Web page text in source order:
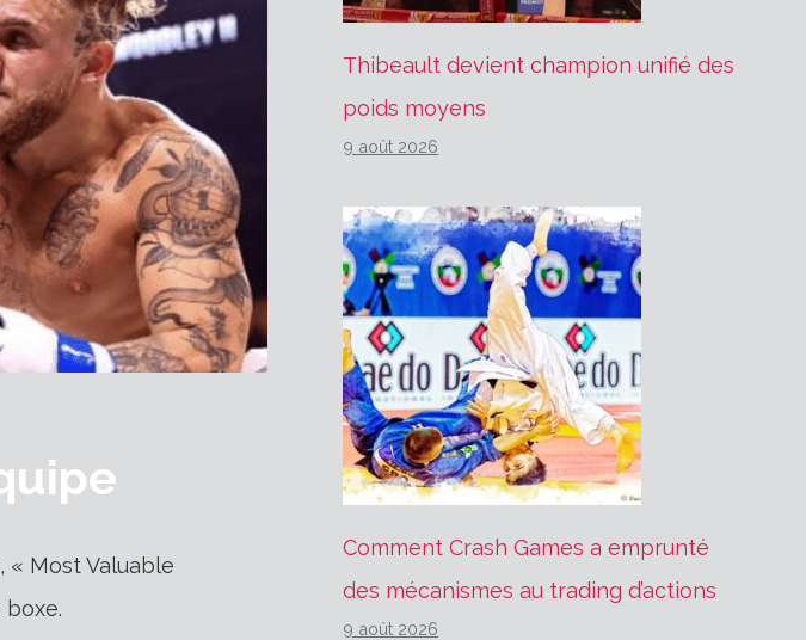
Most Valuable
Thibeault devient champion unifié des
poids moyens
9 août 2026
Comment Crash Games a emprunté
des mécanismes au trading d’actions
9 août 2026